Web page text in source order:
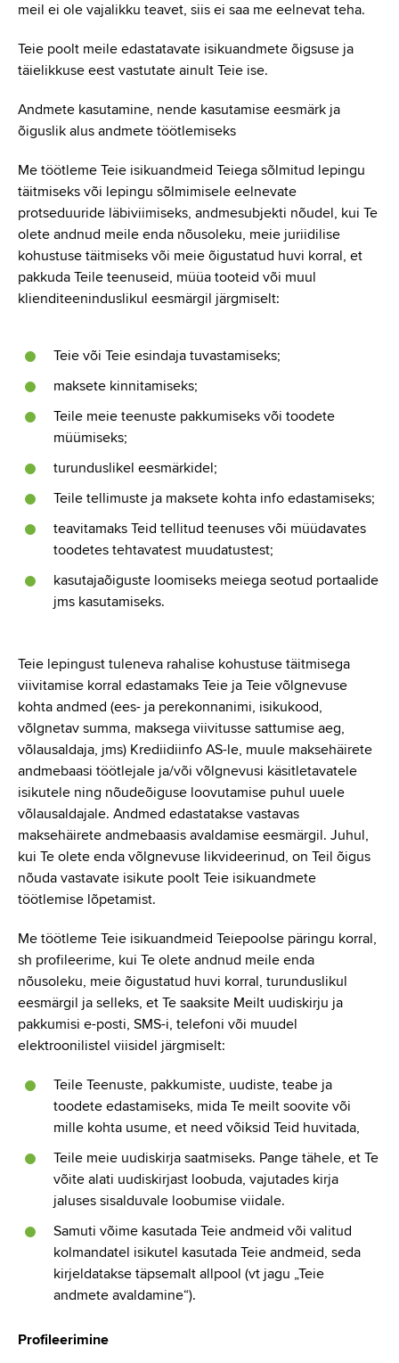
meil ei ole vajalikku teavet, siis ei saa me eelnevat teha.
Teie poolt meile edastatavate isikuandmete õigsuse ja
täielikkuse eest vastutate ainult Teie ise.
Andmete kasutamine, nende kasutamise eesmärk ja
õiguslik alus andmete töötlemiseks
Me töötleme Teie isikuandmeid Teiega sõlmitud lepingu
täitmiseks või lepingu sõlmimisele eelnevate
protseduuride läbiviimiseks, andmesubjekti nõudel, kui Te
olete andnud meile enda nõusoleku, meie juriidilise
kohustuse täitmiseks või meie õigustatud huvi korral, et
pakkuda Teile teenuseid, müüa tooteid või muul
klienditeeninduslikul eesmärgil järgmiselt:
Teie või Teie esindaja tuvastamiseks;
maksete kinnitamiseks;
Teile meie teenuste pakkumiseks või toodete
müümiseks;
turunduslikel eesmärkidel;
Teile tellimuste ja maksete kohta info edastamiseks;
teavitamaks Teid tellitud teenuses või müüdavates
toodetes tehtavatest muudatustest;
kasutajaõiguste loomiseks meiega seotud portaalide
jms kasutamiseks.
Teie lepingust tuleneva rahalise kohustuse täitmisega
viivitamise korral edastamaks Teie ja Teie võlgnevuse
kohta andmed (ees- ja perekonnanimi, isikukood,
võlgnetav summa, maksega viivitusse sattumise aeg,
võlausaldaja, jms) Krediidiinfo AS-le, muule maksehäirete
andmebaasi töötlejale ja/või võlgnevusi käsitletavatele
isikutele ning nõudeõiguse loovutamise puhul uuele
võlausaldajale. Andmed edastatakse vastavas
maksehäirete andmebaasis avaldamise eesmärgil. Juhul,
kui Te olete enda võlgnevuse likvideerinud, on Teil õigus
nõuda vastavate isikute poolt Teie isikuandmete
töötlemise lõpetamist.
Me töötleme Teie isikuandmeid Teiepoolse päringu korral,
sh profileerime, kui Te olete andnud meile enda
nõusoleku, meie õigustatud huvi korral, turunduslikul
eesmärgil ja selleks, et Te saaksite Meilt uudiskirju ja
pakkumisi e-posti, SMS-i, telefoni või muudel
elektroonilistel viisidel järgmiselt:
Teile Teenuste, pakkumiste, uudiste, teabe ja
toodete edastamiseks, mida Te meilt soovite või
mille kohta usume, et need võiksid Teid huvitada,
Teile meie uudiskirja saatmiseks. Pange tähele, et Te
võite alati uudiskirjast loobuda, vajutades kirja
jaluses sisalduvale loobumise viidale.
Samuti võime kasutada Teie andmeid või valitud
kolmandatel isikutel kasutada Teie andmeid, seda
kirjeldatakse täpsemalt allpool (vt jagu „Teie
andmete avaldamine“).
Profileerimine